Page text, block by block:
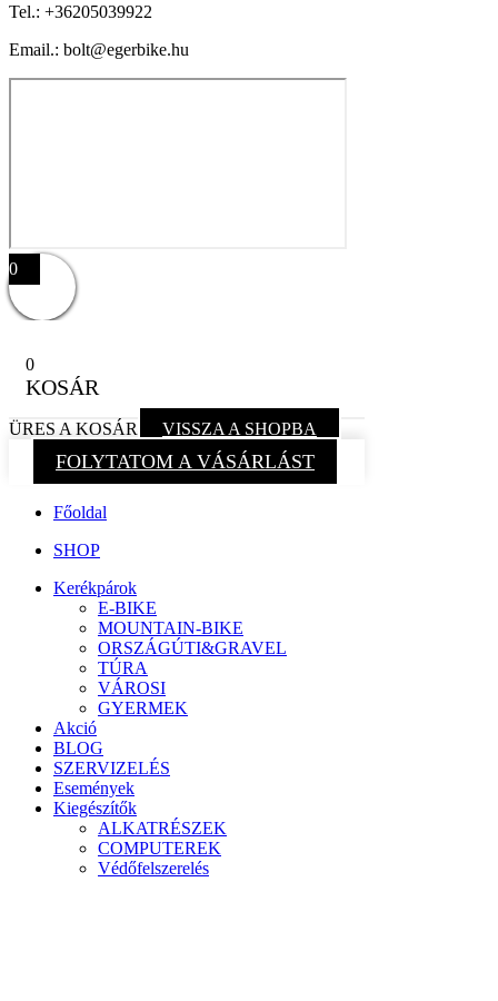
Tel.: +36205039922
Email.: bolt@egerbike.hu
0
0
KOSÁR
ÜRES A KOSÁR VISSZA A SHOPBA
FOLYTATOM A VÁSÁRLÁST
Főoldal
SHOP
Kerékpárok
E-BIKE
MOUNTAIN-BIKE
ORSZÁGÚTI&GRAVEL
TÚRA
VÁROSI
GYERMEK
Akció
BLOG
SZERVIZELÉS
Események
Kiegészítők
ALKATRÉSZEK
COMPUTEREK
Védőfelszerelés